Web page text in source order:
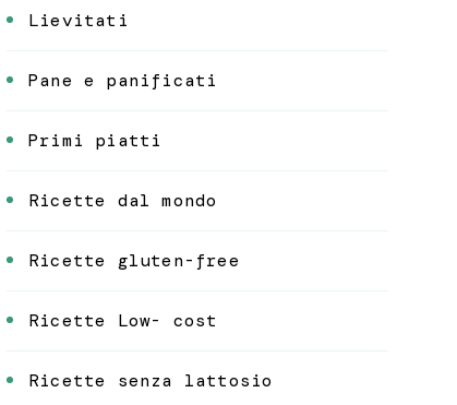
Lievitati
Pane e panificati
Primi piatti
Ricette dal mondo
Ricette gluten-free
Ricette Low- cost
Ricette senza lattosio